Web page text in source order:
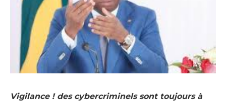
Vigilance ! des cybercriminels sont toujours à